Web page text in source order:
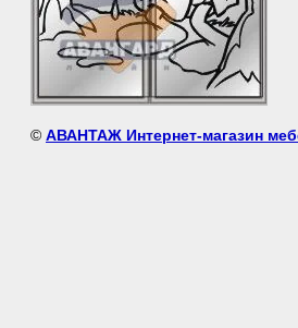
© АВАНТАЖ Интернет-магазин